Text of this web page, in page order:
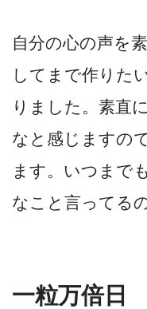
自分の心の声を
してまで作りた
りました。素直
なと感じますの
ます。いつまで
なこと言ってる
一粒万倍日